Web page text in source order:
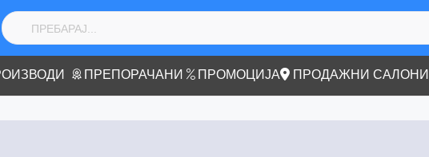
ПРЕПОРАЧАНИ ПРОМОЦИЈА ПРОДАЖНИ САЛОНИ